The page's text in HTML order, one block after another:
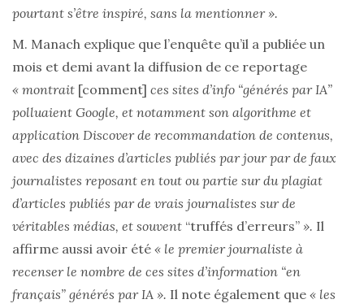
pourtant s’être inspiré, sans la mentionner ».
M. Manach explique que l’enquête qu’il a publiée un
mois et demi avant la diffusion de ce reportage
« montrait [comment] ces sites d’info “générés par IA”
polluaient Google, et notamment son algorithme et
application Discover de recommandation de contenus,
avec des dizaines d’articles publiés par jour par de faux
journalistes reposant en tout ou partie sur du plagiat
d’articles publiés par de vrais journalistes sur de
véritables médias, et souvent “truffés d’erreurs” ». Il
affirme aussi avoir été « le premier journaliste à
recenser le nombre de ces sites d’information “en
français” générés par IA ». Il note également que « les